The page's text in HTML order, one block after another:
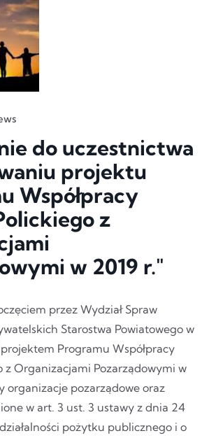
do uczestnictwa
projektu
Współpracy
z
w 2019 r."
przez Wydział Spraw
Starostwa Powiatowego w
Programu Współpracy
z Organizacjami Pozarządowymi w
organizacje pozarządowe oraz
w art. 3 ust. 3 ustawy z dnia 24
pożytku publicznego i o